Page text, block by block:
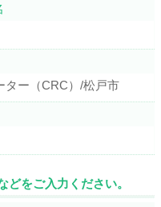
ター（CRC）/松戸市
どをご入力ください。